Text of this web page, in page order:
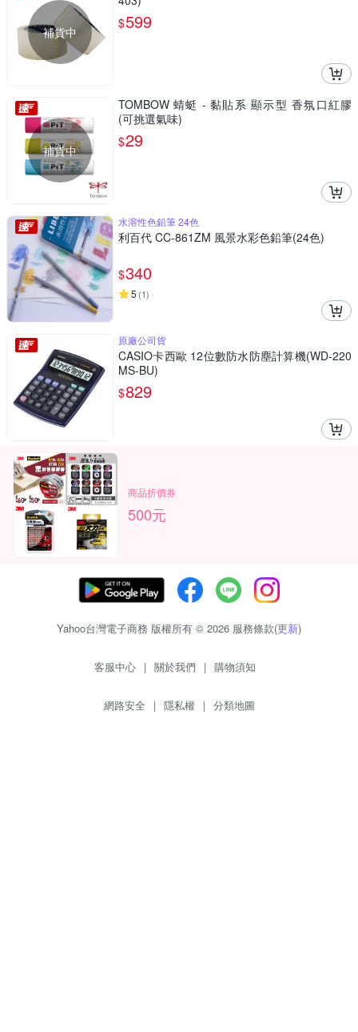
補貨中
$599
補貨中
TOMBOW 蜻蜓 - 黏貼系 顯示型 香氛口紅膠
(可挑選氣味)
$29
水溶性色鉛筆 24色
利百代 CC-861ZM 風景水彩色鉛筆(24色)
$340
5 (1)
原廠公司貨
CASIO卡西歐 12位數防水防塵計算機(WD-220
MS-BU)
$829
商品折價券
500元
Yahoo台灣電子商務 版權所有 © 2026 服務條款(更新)
客服中心 | 關於我們 | 購物須知
網路安全 | 隱私權 | 分類地圖